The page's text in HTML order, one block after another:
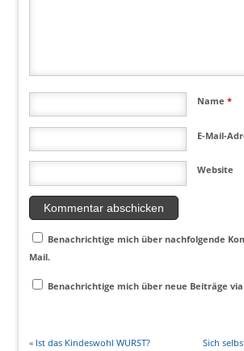
Name*
E-Mail-
Website
Benachrichtige mich über nachfolgende
Mail.
Benachrichtige mich über neue Beiträge via
« Ist das Kindeswohl WURST?
Sich